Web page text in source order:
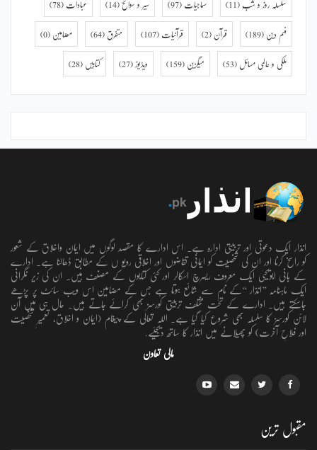
سلسلہ روز و شب (11) سماجیات (97) سیر و سوانح (14) عبادات (78)
فہم دین (189) قرآن (2) قرآنیات (107) متفرق (64) مضامین (0)
ملکی و عالمی مسائل (53) میگزین (159) ویڈیوز (27) کتابیں (28)
انذار ایک دعوتی اور تربیتی ادارہ ہے۔ اس ادارے کا مقصد لوگوں میں ایمان واخلاق کے شعور
کو راسخ کرنا اور ان کی شخصیت کو ایمانی تقاضوں اور اخلاقی رویو ں کے مطابق ڈھالنا ہے۔ ادارے
کے بانی ابویحییٰ ایک معروف ریسرچ اسکالر اور کئی کتابوں کے مصنف ہیں۔ ان کی زیر نگرانی
ایک ماہنامہ ’’انذار ‘‘کے نام سے شائع ہوتا ہے جس کے مضامین اس ویب سائٹ پر پڑھے
جاسکتے ہیں۔ ادارے کے تحت مختلف تربیتی کورسز بھی کرائے جاتے ہیں۔ حال ہی میں آن
لائن کورسز کا سلسلہ بھی شروع کیا گیا ہے۔ اللہ تعالٰی کے پیغام (ایمان و اخلاق، تعمیرِ شخصیت
اور فلاحِ آخرت) کو پھیلانے میں انذار کا ساتھ دیجئیے.
مالی تعاون
مقبول ترین